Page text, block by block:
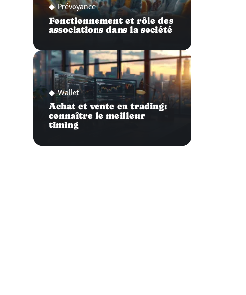
Prévoyance
Fonctionnement et rôle des
associations dans la société
Wallet
Achat et vente en trading:
connaître le meilleur
timing